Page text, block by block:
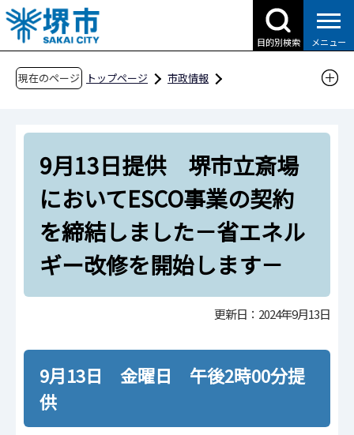
こ
の
ペ
目的別検索 メニュー
現在のページ トップページ
市政情報
報道提供資料
過去の報道提供資料
令和6年
令和6年9月
9月13日提供 堺市立斎場においてESCO事業の
契約を締結しました－省エネルギー改修を開始
します－
9月13日提供 堺市立斎場
においてESCO事業の契約
を締結しました－省エネル
ギー改修を開始します－
更新日：2024年9月13日
9月13日 金曜日 午後2時00分提
供